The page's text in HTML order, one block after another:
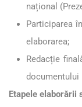
național
Participarea
elaborarea;
Redacție
documentului
Etapele elaborării